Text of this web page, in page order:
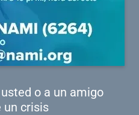
o a un amigo
un crisis